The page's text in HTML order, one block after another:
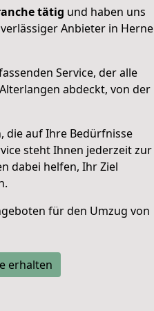
tätig und haben uns
Anbieter in Herne
Service, der alle
abdeckt, von der
die auf Ihre Bedürfnisse
steht Ihnen jederzeit zur
dabei helfen, Ihr Ziel
für den Umzug von
erhalten